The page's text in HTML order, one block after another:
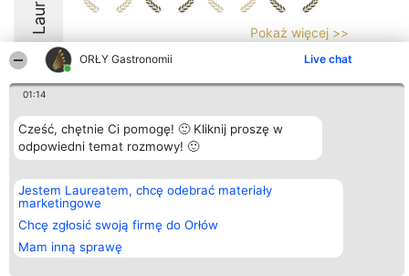
ORŁY Gastronomii Live chat
01:14
Cześć, chętnie Ci pomogę! 🙂 Kliknij proszę w
odpowiedni temat rozmowy! 🙂
Jestem Laureatem, chcę odebrać materiały
marketingowe
Chcę zgłosić swoją firmę do Orłów
Mam inną sprawę
Pokaż więcej >>
Organizator plebiscytu
Bright Side Solutions sp. z o.
o. sp. k.
Wrocław 50-079
KRS 0000749100 | Regon
381313360 | NIP 8943132676
+48 508 492 400
Plebiscyt
Laureaci
Lista
Laureatów
Polityka
Kontakt